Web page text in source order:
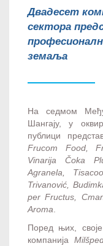
Двадесет
сектора
земаља
На седмом
Шангају, у
публици
Frucom Food,
Vinarija Čoka
Agranela,
Trivanović,
per Fructus,
Aroma
Поред њих,
компанија